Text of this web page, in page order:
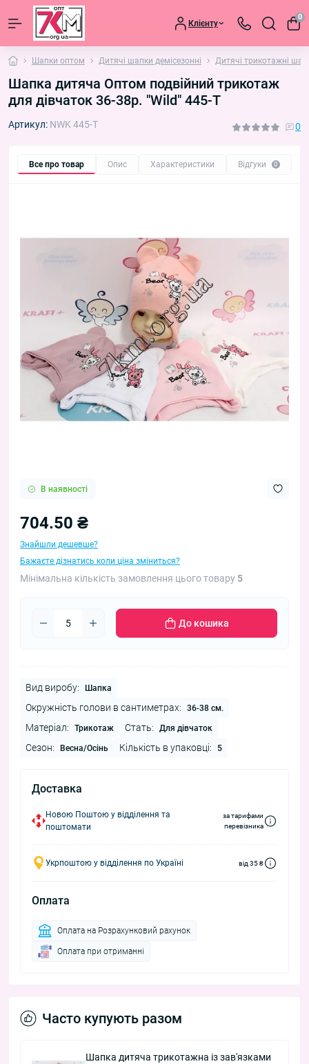
Клієнту
0
Шапки оптом Дитячі шапки демісезонні Дитячі трикотажні
Шапка дитяча Оптом подвійний трикотаж
для дівчаток 36-38р. "Wild" 445-T
Артикул: NWK 445-T 0
Все про товар Опис Характеристики Відгуки 0
В наявності
704.50 ₴
Знайшли дешевше?
Бажаєте дізнатись коли ціна зміниться?
Мінімальна кількість замовлення цього товару 5
До кошика
Вид виробу: Шапка
Окружність голови в сантиметрах: 36-38 см.
Матеріал: Трикотаж Стать: Для дівчаток
Сезон: Весна/Осінь Кількість в упаковці: 5
Доставка
Новою Поштою у відділення та
поштомати
за тарифами
перевізника
Укрпоштою у відділення по Україні від 35 ₴
Оплата
Оплата на Розрахунковий рахунок
Оплата при отриманні
Часто купують разом
Шапка дитяча трикотажна із зав'язками